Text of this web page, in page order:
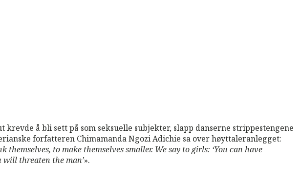
å bli sett på som seksuelle subjekter, slapp danserne strippestengene
forfatteren Chimamanda Ngozi Adichie sa over høyttaleranlegget:
themselves, to make themselves smaller. We say to girls: ‘You can have
will threaten the man’».